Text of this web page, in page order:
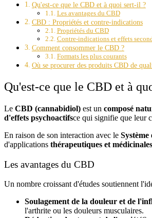
Qu'est-ce que le CBD et à quoi sert-il ?
Les avantages du CBD
CBD : Propriétés et contre-indications
Propriétés du CBD
Contre-indications et effets
Comment consommer le CBD ?
Formats les plus courants
Où se procurer des produits CBD de
Qu'est-ce que le CBD et à
Le CBD (cannabidiol) est un composé
d'effets psychoactifsce qui signifie que leur
En raison de son interaction avec le
d'applications thérapeutiques et médicinales
Les avantages du CBD
Un nombre croissant d'études soutiennent
Soulagement de la douleur et de
l'arthrite ou les douleurs musculaires.